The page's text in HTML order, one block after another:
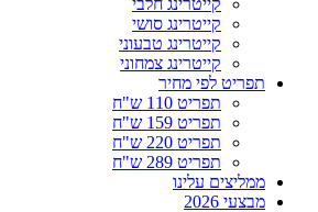
קייטרינג חלבי
קייטרינג סושי
קייטרינג טבעוני
קייטרינג צמחוני
תפריט לפי מחיר
תפריט 110 ש"ח
תפריט 159 ש"ח
תפריט 220 ש"ח
תפריט 289 ש"ח
ממליצים עלינו
מבצעי 2026